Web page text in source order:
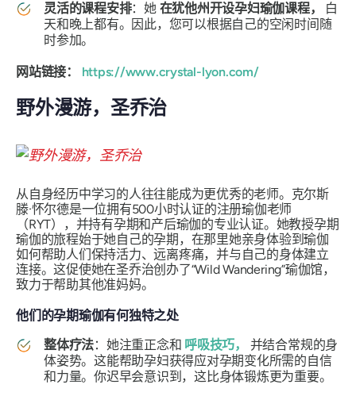
灵活的课程安排：她 在犹他州开设孕妇瑜伽课程， 白
天和晚上都有。因此，您可以根据自己的空闲时间随
时参加。
网站链接： https://www.crystal-lyon.com/
野外漫游，圣乔治
从自身经历中学习的人往往能成为更优秀的老师。克尔斯
滕·怀尔德是一位拥有500小时认证的注册瑜伽老师
（RYT），并持有孕期和产后瑜伽的专业认证。她教授孕期
瑜伽的旅程始于她自己的孕期，在那里她亲身体验到瑜伽
如何帮助人们保持活力、远离疼痛，并与自己的身体建立
连接。这促使她在圣乔治创办了“Wild Wandering”瑜伽馆，
致力于帮助其他准妈妈。
他们的孕期瑜伽有何独特之处
整体疗法：她注重正念和 呼吸技巧，
并结合常规的身
体姿势。这能帮助孕妇获得应对孕期变化所需的自信
和力量。你迟早会意识到，这比身体锻炼更为重要。